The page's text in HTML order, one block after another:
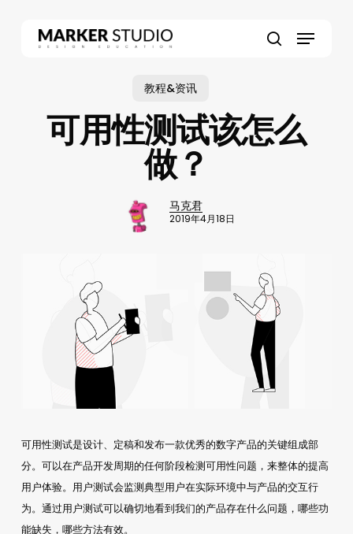
Menu
教程&资讯
可用性测试该怎么
做？
马克君
2019年4月18日
可用性测试是设计、定稿和发布一款优秀的数字产品的关键组成部
分。可以在产品开发周期的任何阶段检测可用性问题，来整体的提高
用户体验。用户测试会监测典型用户在实际环境中与产品的交互行
为。通过用户测试可以确切地看到我们的产品存在什么问题，哪些功
能缺失，哪些方法有效。